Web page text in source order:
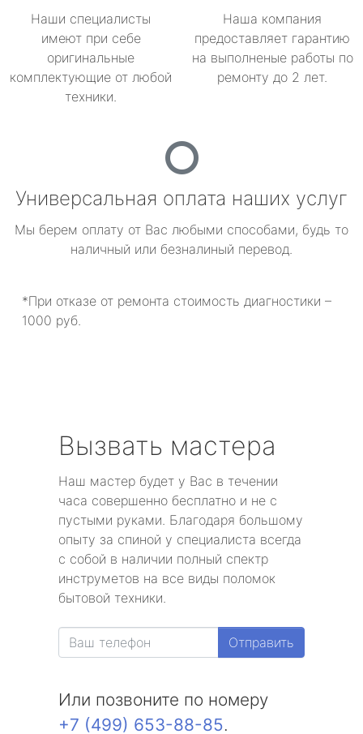
Наши специалисты
имеют при себе
оригинальные
комплектующие от любой
техники.
Наша компания
предоставляет гарантию
на выполненые работы по
ремонту до 2 лет.
Универсальная оплата наших услуг
Мы берем оплату от Вас любыми способами, будь то
наличный или безналиный перевод.
*При отказе от ремонта стоимость диагностики –
1000 руб.
Вызвать мастера
Наш мастер будет у Вас в течении
часа совершенно бесплатно и не с
пустыми руками. Благодаря большому
опыту за спиной у специалиста всегда
с собой в наличии полный спектр
инструметов на все виды поломок
бытовой техники.
Отправить
Или позвоните по номеру
+7 (499) 653-88-85.